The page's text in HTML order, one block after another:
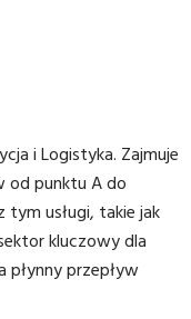
i Logistyka. Zajmuje
od punktu A do
usługi, takie jak
kluczowy dla
płynny przepływ